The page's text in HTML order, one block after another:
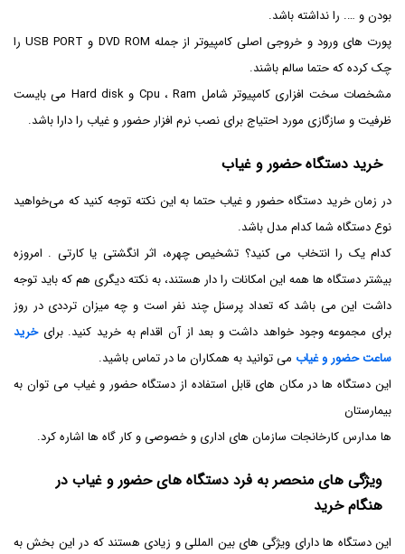
بودن و …. را نداشته باشد.
پورت های ورود و خروجی اصلی کامپیوتر از جمله DVD ROM و USB PORT را
چک کرده که حتما سالم باشند.
مشخصات سخت افزاری کامپیوتر شامل Cpu ، Ram و Hard disk می بایست
ظرفیت و سازگازی مورد احتیاج برای نصب نرم افزار حضور و غیاب را دارا باشد.
خرید دستگاه حضور و غیاب
در زمان خرید دستگاه حضور و غیاب حتما به این نکته توجه کنید که می‌خواهید
نوع دستگاه شما کدام مدل باشد.
کدام یک را انتخاب می کنید؟ تشخیص چهره، اثر انگشتی یا کارتی . امروزه
بیشتر دستگاه‌ ها همه این امکانات را دار هستند، به نکته دیگری هم که باید توجه
داشت این می باشد که تعداد پرسنل چند نفر است و چه میزان ترددی در روز
برای مجموعه وجود خواهد داشت و بعد از آن اقدام به خرید کنید. برایخرید
ساعت حضور و غیاب می توانید به همکاران ما در تماس باشید.
این دستگاه ها در مکان های قابل استفاده از دستگاه حضور و غیاب می توان به
بیمارستان
ها مدارس کارخانجات سازمان های اداری و خصوصی و کار گاه ها اشاره کرد.
ویژگی های منحصر به فرد دستگاه های حضور و غیاب در
هنگام خرید
این دستگاه ها دارای ویژگی های بین المللی و زیادی هستند که در این بخش به